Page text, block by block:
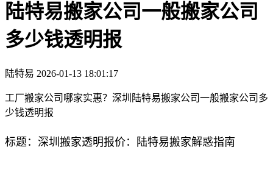
陆特易搬家公司一般搬家公司
多少钱透明报
陆特易 2026-01-13 18:01:17
工厂搬家公司哪家实惠？深圳陆特易搬家公司一般搬家公司多
少钱透明报
标题：深圳搬家透明报价：陆特易搬家解惑指南